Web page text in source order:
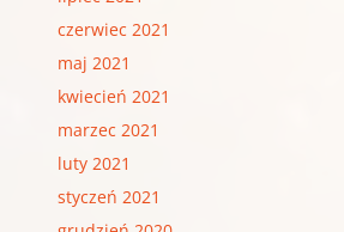
czerwiec 2021
maj 2021
kwiecień 2021
marzec 2021
luty 2021
styczeń 2021